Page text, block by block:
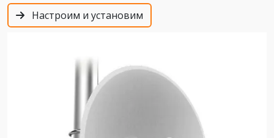
Настроим и установим